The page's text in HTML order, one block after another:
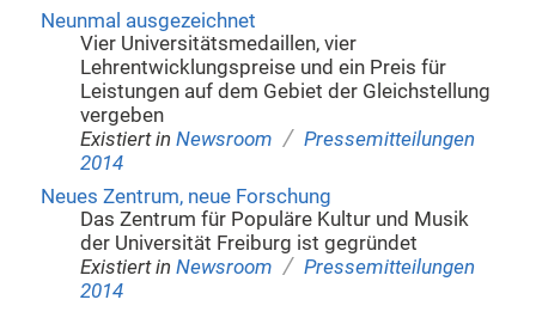
Neunmal ausgezeichnet
Vier Universitätsmedaillen, vier
Lehrentwicklungspreise und ein Preis für
Leistungen auf dem Gebiet der Gleichstellung
vergeben
Existiert in Newsroom / Pressemitteilungen
2014
Neues Zentrum, neue Forschung
Das Zentrum für Populäre Kultur und Musik
der Universität Freiburg ist gegründet
Existiert in Newsroom / Pressemitteilungen
2014